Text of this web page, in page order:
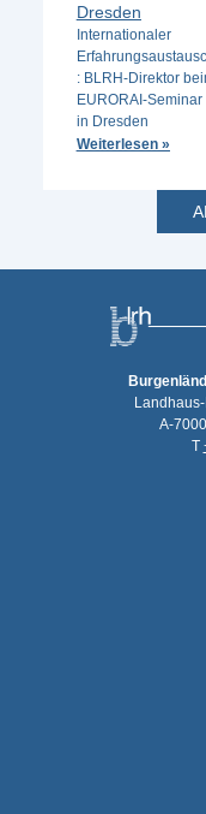
Dresden
Internationaler
: BLRH-Direktor
EURORAI-Seminar
in Dresden
Weiterlesen »
A-
T